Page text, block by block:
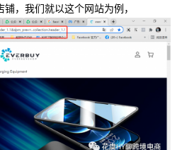
，我们就以这个网站为例，